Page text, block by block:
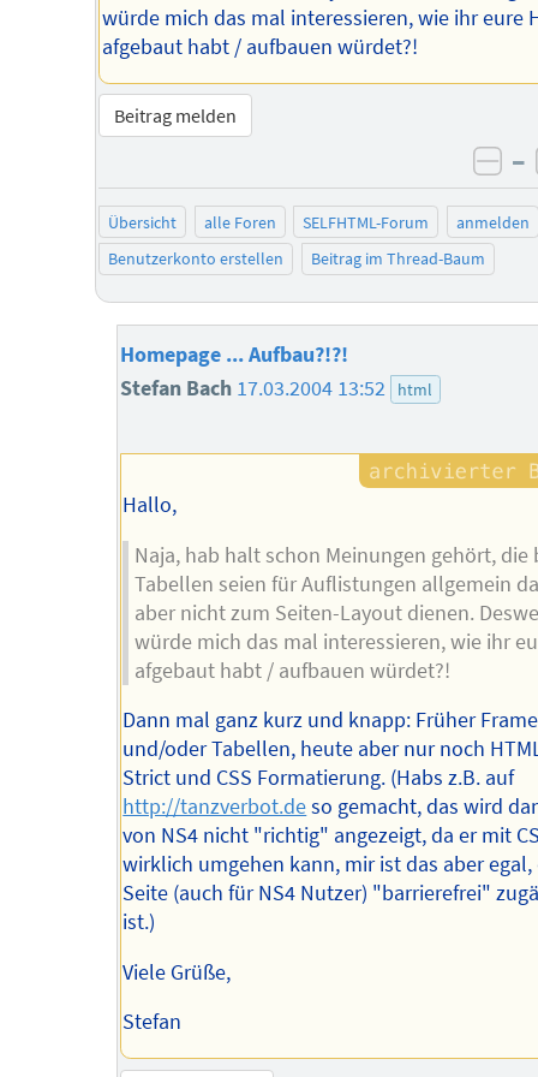
würde mich das mal interessieren, wie ihr eure
afgebaut habt / aufbauen würdet?!
Beitrag melden
–
Übersicht alle Foren SELFHTML-Forum
anmelden
Benutzerkonto erstellen
Beitrag im Thread-Baum
Homepage ... Aufbau?!?!
Stefan Bach 17.03.2004 13:52 html
Hallo,
Naja, hab halt schon Meinungen gehört, die
Tabellen seien für Auflistungen allgemein
aber nicht zum Seiten-Layout dienen.
würde mich das mal interessieren, wie ihr
afgebaut habt / aufbauen würdet?!
Dann mal ganz kurz und knapp: Früher
und/oder Tabellen, heute aber nur noch
Strict und CSS Formatierung. (Habs z.B. auf
http://tanzverbot.deso gemacht, das wird
von NS4 nicht "richtig" angezeigt, da er mit
wirklich umgehen kann, mir ist das aber egal,
Seite (auch für NS4 Nutzer) "barrierefrei"
ist.)
Viele Grüße,
Stefan